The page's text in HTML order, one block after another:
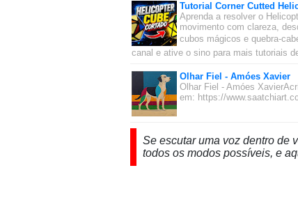
Tutorial Corner Cutted
Aprenda a resolver o
movimento com clareza,
cubos mágicos e quebra-
canal e ative o sino para mais tutoriais
Olhar Fiel - Amóes Xavier
Olhar Fiel - Amóes
em: https://
Se escutar uma voz dentro de
todos os modos possíveis, e